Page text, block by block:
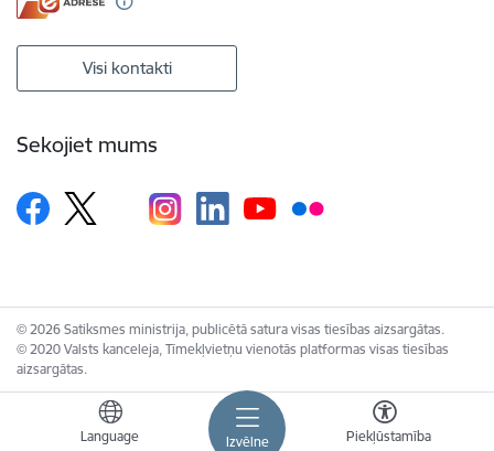
Izvēlne
Language Piekļūstamība
Visi kontakti
Sekojiet mums
© 2026 Satiksmes ministrija, publicētā satura visas tiesības aizsargātas.
© 2020 Valsts kanceleja, Tīmekļvietņu vienotās platformas visas tiesības
aizsargātas.